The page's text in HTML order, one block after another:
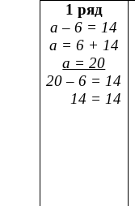
1 ряд
а – 6 = 14
а = 6 + 14
а = 20
20 – 6 = 14
14 = 14